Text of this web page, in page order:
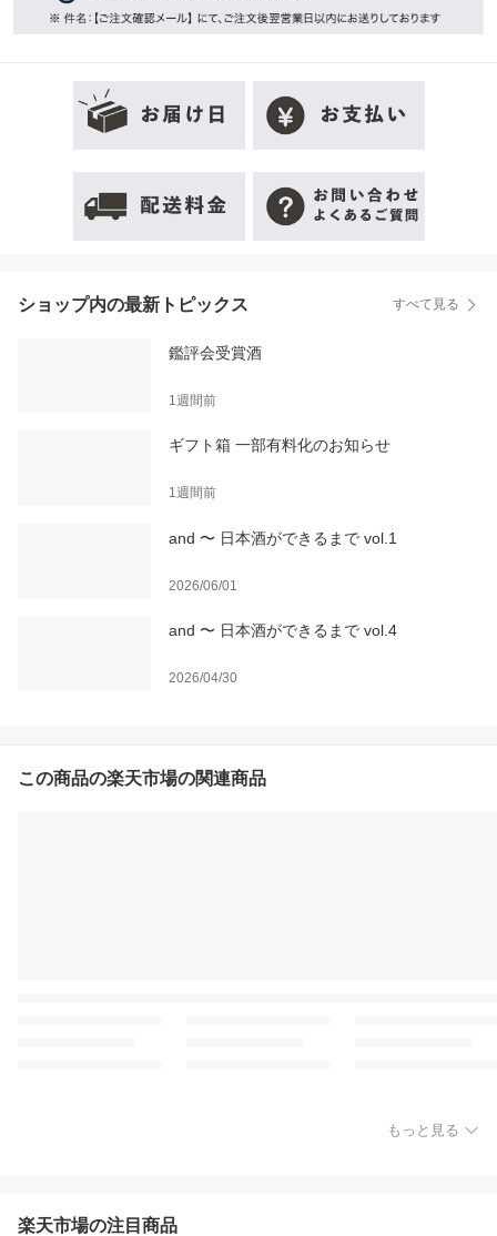
ショップ内の最新トピックス すべて見る
鑑評会受賞酒
1週間前
ギフト箱 一部有料化のお知らせ
1週間前
and 〜 日本酒ができるまで vol.1
2026/06/01
and 〜 日本酒ができるまで vol.4
2026/04/30
この商品の楽天市場の関連商品
もっと見る
楽天市場の注目商品